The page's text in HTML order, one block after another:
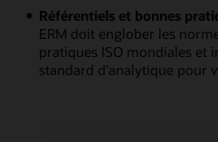
Référentiels et bonnes
ERM doit englober les
pratiques ISO mondiales et
standard d’analytique pour